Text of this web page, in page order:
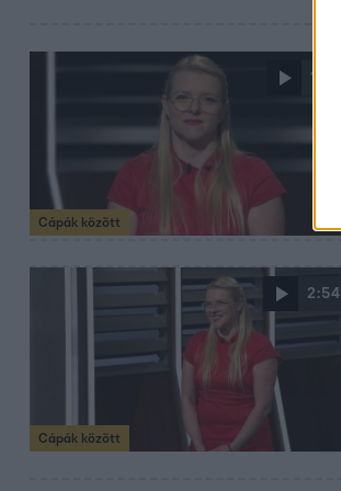
1:16
Cápák között
2:54
Cápák között